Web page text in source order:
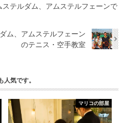
ステルダム、アムステルフェーンで
ム、アムステルフェーン
のテニス・空手教室
人気です。
マリコの部屋